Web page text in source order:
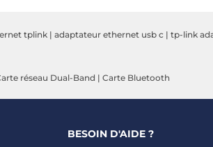
tplink | adaptateur ethernet usb c | tp-link
réseau Dual-Band | Carte Bluetooth
BESOIN D'AIDE ?